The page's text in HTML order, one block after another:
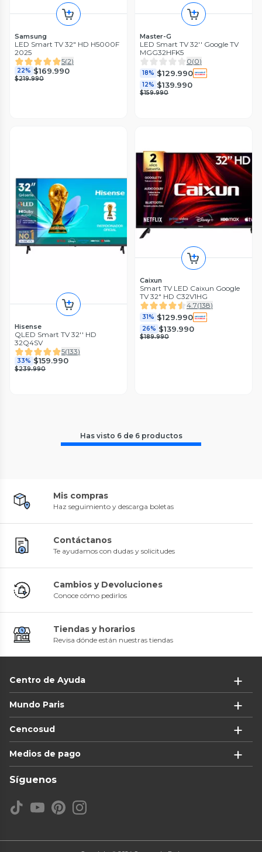
Samsung
LED Smart TV 32" HD H5000F
2025
5(2)
22% $169.990
$219.990
Master-G
LED Smart TV 32'' Google TV
MGG32HFK5
0(0)
18% $129.990
12% $139.990
$159.990
Hisense
QLED Smart TV 32'' HD
32Q4SV
5(133)
33% $159.990
$239.990
Caixun
Smart TV LED Caixun Google
TV 32" HD C32V1HG
4.7(138)
31% $129.990
26% $139.990
$189.990
Has visto 6de 6 productos
Mis compras
Haz seguimiento y descarga boletas
Contáctanos
Te ayudamos con dudas y solicitudes
Cambios y Devoluciones
Conoce cómo pedirlos
Tiendas y horarios
Revisa dónde están nuestras tiendas
Centro de Ayuda
Mundo Paris
Cencosud
Medios de pago
Síguenos